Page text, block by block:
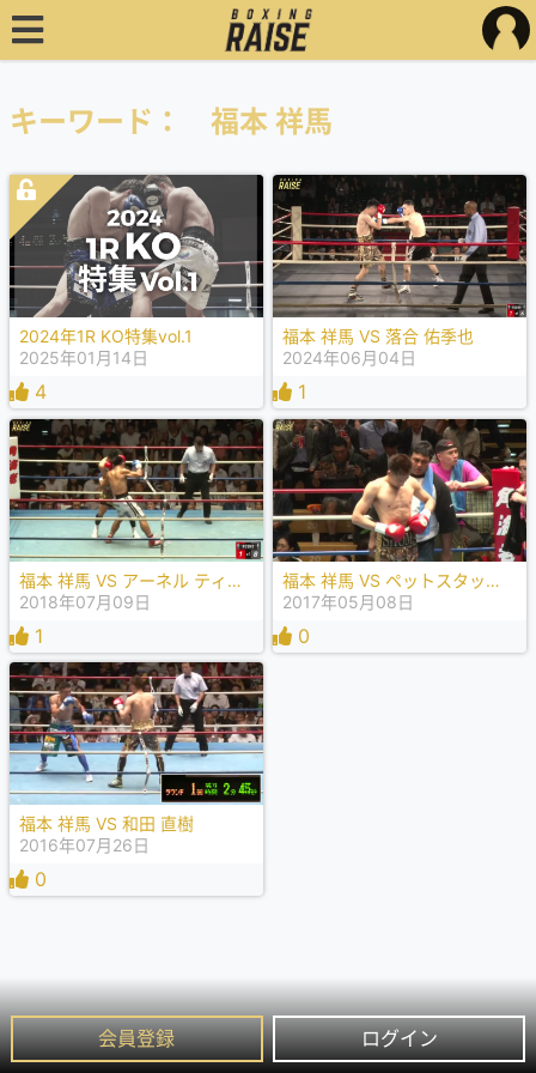
会員登録 ログイン
キーワード： 福本 祥馬
2024年1R KO特集vol.1
2025年01月14日
4
福本 祥馬 VS 落合 佑季也
2024年06月04日
1
福本 祥馬 VS アーネル ティナンパイ
2018年07月09日
1
福本 祥馬 VS ペットスタッド・シットサイトーン
2017年05月08日
0
福本 祥馬 VS 和田 直樹
2016年07月26日
0